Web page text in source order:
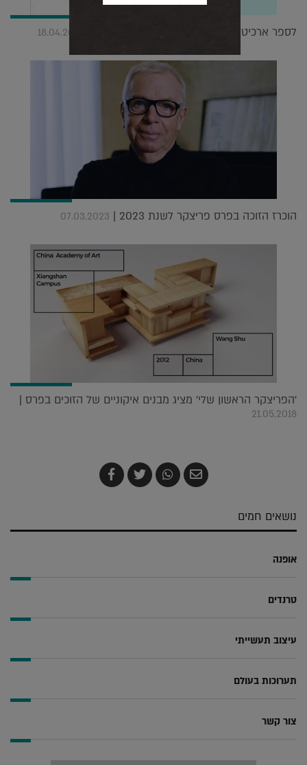
לספר ארכיטקטורה דרך ספרי ילדים. טור אורח | 18.04.2021
הוכרז הזוכה בפרס פריצקר לשנת 2023 | 07.03.2023
'הפריצקר הראשון שלי' מציג מבנים איקוניים של הזוכים בפרס |
21.05.2018
שלח
בדואר
שתף
ב-
צייץ
ב-
שתף
ב-
נושאים חמים
אופנה
טרנדים
עיצוב תעשייתי
תערוכות בעולם
צור קשר